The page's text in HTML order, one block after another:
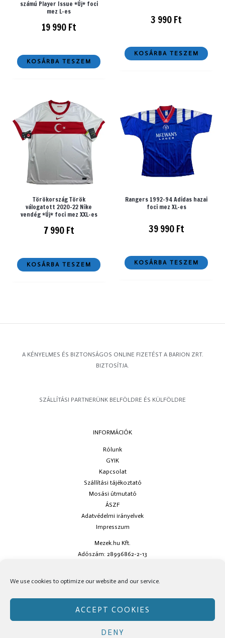
We use cookies to optimize our website and our service.
ACCEPT COOKIES
DENY
számú Player Issue *Új* foci
mez L-es
19 990Ft
KOSÁRBA TESZEM
3 990Ft
KOSÁRBA TESZEM
Törökország Török
válogatott 2020-22 Nike
vendég *Új* foci mez XXL-es
7 990Ft
KOSÁRBA TESZEM
Rangers 1992-94 Adidas hazai
foci mez XL-es
39 990Ft
KOSÁRBA TESZEM
A KÉNYELMES ÉS BIZTONSÁGOS ONLINE FIZETÉST A BARION ZRT.
BIZTOSÍTJA.
SZÁLLÍTÁSI PARTNERÜNK BELFÖLDRE ÉS KÜLFÖLDRE
INFORMÁCIÓK
Rólunk
GYIK
Kapcsolat
Szállítási tájékoztató
Mosási útmutató
ÁSZF
Adatvédelmi irányelvek
Impresszum
Mezek.hu Kft.
Adószám: 28996862-2-13
social oldalainkon!
Copyright © Mezek.hu 2026 Mezek.hu